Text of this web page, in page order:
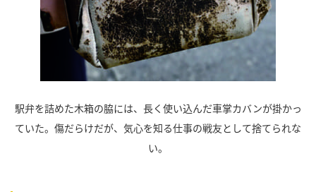
駅弁を詰めた木箱の脇には、長く使い込んだ車掌カバンが掛かっ
ていた。傷だらけだが、気心を知る仕事の戦友として捨てられな
い。